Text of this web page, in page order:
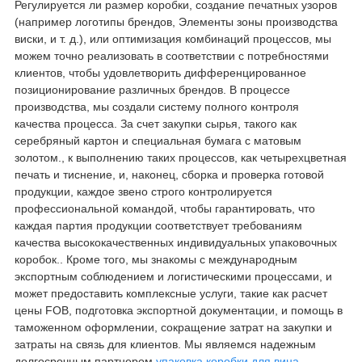
Регулируется ли размер коробки, создание печатных узоров
(например логотипы брендов, Элементы зоны производства
виски, и т. д.), или оптимизация комбинаций процессов, мы
можем точно реализовать в соответствии с потребностями
клиентов, чтобы удовлетворить дифференцированное
позиционирование различных брендов. В процессе
производства, мы создали систему полного контроля
качества процесса. За счет закупки сырья, такого как
серебряный картон и специальная бумага с матовым
золотом., к выполнению таких процессов, как четырехцветная
печать и тиснение, и, наконец, сборка и проверка готовой
продукции, каждое звено строго контролируется
профессиональной командой, чтобы гарантировать, что
каждая партия продукции соответствует требованиям
качества высококачественных индивидуальных упаковочных
коробок.. Кроме того, мы знакомы с международным
экспортным соблюдением и логистическими процессами, и
может предоставить комплексные услуги, такие как расчет
цены FOB, подготовка экспортной документации, и помощь в
таможенном оформлении, сокращение затрат на закупки и
затраты на связь для клиентов. Мы являемся надежным